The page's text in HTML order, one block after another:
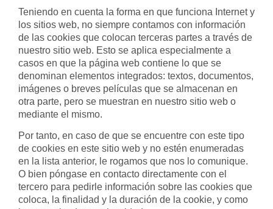
Teniendo en cuenta la forma en que funciona Internet y
los sitios web, no siempre contamos con información
de las cookies que colocan terceras partes a través de
nuestro sitio web. Esto se aplica especialmente a
casos en que la página web contiene lo que se
denominan elementos integrados: textos, documentos,
imágenes o breves películas que se almacenan en
otra parte, pero se muestran en nuestro sitio web o
mediante el mismo.
Por tanto, en caso de que se encuentre con este tipo
de cookies en este sitio web y no estén enumeradas
en la lista anterior, le rogamos que nos lo comunique.
O bien póngase en contacto directamente con el
tercero para pedirle información sobre las cookies que
coloca, la finalidad y la duración de la cookie, y como